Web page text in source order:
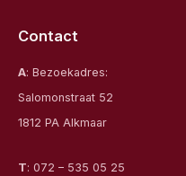
Contact
A: Bezoekadres:
Salomonstraat 52
1812 PA Alkmaar
T: 072 – 535 05 25